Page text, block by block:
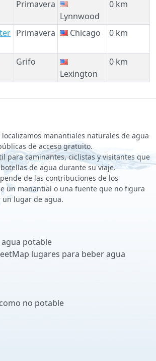
Primavera
Lynnwood
0 km
Primavera Chicago 0 km
Grifo
Lexington
0 km
localizamos manantiales naturales de agua
de acceso gratuito.
para caminantes, ciclistas y visitantes que
de agua durante su viaje.
de las contribuciones de los
un manantial o una fuente que no figura
lugar de agua.
potable
lugares para beber agua
no potable